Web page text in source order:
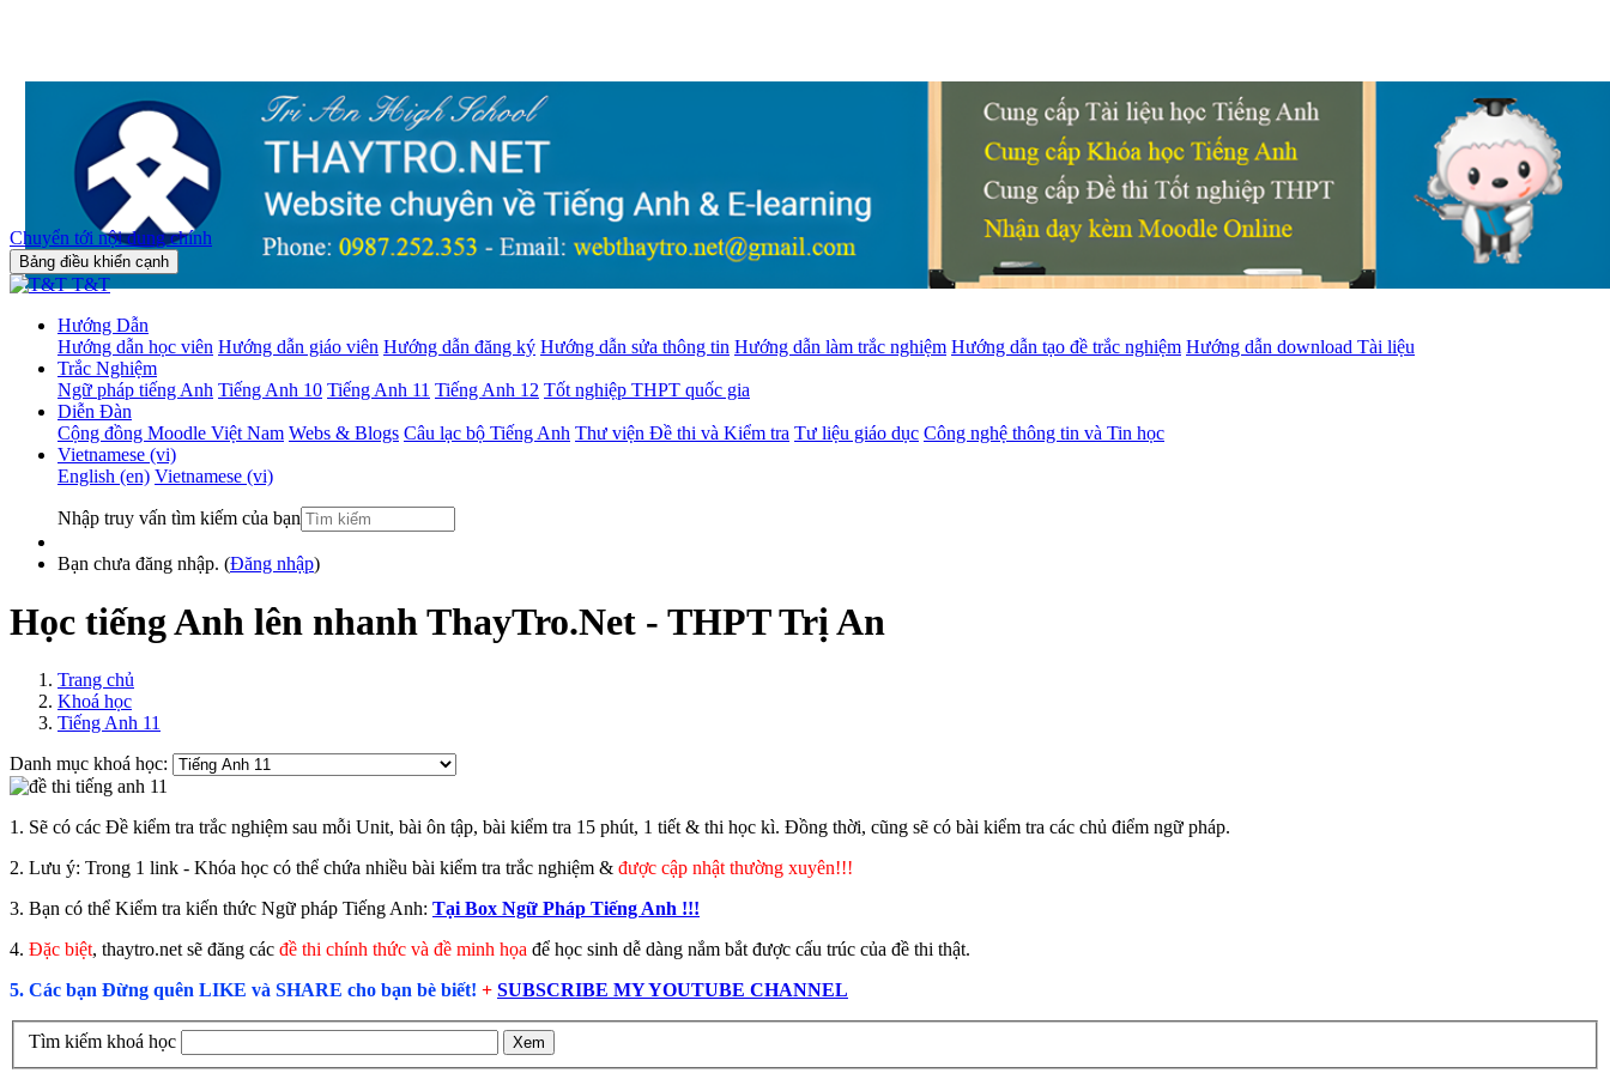
Chuyển tới nội dung chính
Bảng điều khiển cạnh
T&T
Hướng Dẫn
Hướng dẫn học viên Hướng dẫn giáo viên Hướng dẫn đăng ký Hướng dẫn sửa thông tin Hướng dẫn làm trắc nghiệm Hướng dẫn tạo đề trắc nghiệm Hướng dẫn download Tài liệu
Trắc Nghiệm
Ngữ pháp tiếng Anh Tiếng Anh 10 Tiếng Anh 11 Tiếng Anh 12 Tốt nghiệp THPT quốc gia
Diễn Đàn
Cộng đồng Moodle Việt Nam Webs & Blogs Câu lạc bộ Tiếng Anh Thư viện Đề thi và Kiểm tra Tư liệu giáo dục Công nghệ thông tin và Tin học
Vietnamese ‎(vi)‎
English ‎(en)‎ Vietnamese ‎(vi)‎
Nhập truy vấn tìm kiếm của bạn
Bạn chưa đăng nhập. (Đăng nhập)
Học tiếng Anh lên nhanh ThayTro.Net - THPT Trị An
Trang chủ
Khoá học
Tiếng Anh 11
Danh mục khoá học:
1. Sẽ có các Đề kiểm tra trắc nghiệm sau mỗi Unit, bài ôn tập, bài kiểm tra 15 phút, 1 tiết & thi học kì. Đồng thời, cũng sẽ có bài kiểm tra các chủ điểm ngữ pháp.
2. Lưu ý: Trong 1 link - Khóa học có thể chứa nhiều bài kiểm tra trắc nghiệm & được cập nhật thường xuyên!!!
3. Bạn có thể Kiểm tra kiến thức Ngữ pháp Tiếng Anh: Tại Box Ngữ Pháp Tiếng Anh !!!
4. Đặc biệt, thaytro.net sẽ đăng các đề thi chính thức và đề minh họa để học sinh dễ dàng nắm bắt được cấu trúc của đề thi thật.
5. Các bạn Đừng quên LIKE và SHARE cho bạn bè biết! + SUBSCRIBE MY YOUTUBE CHANNEL
Tìm kiếm khoá học Xem